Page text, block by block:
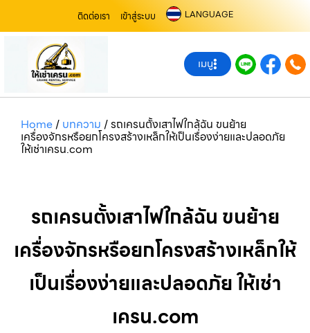
ติดต่อเรา เข้าสู่ระบบ LANGUAGE
เมนู
Home/ บทความ /รถเครนตั้งเสาไฟใกล้ฉัน ขนย้าย
เครื่องจักรหรือยกโครงสร้างเหล็กให้เป็นเรื่องง่ายและปลอดภัย
ให้เช่าเครน.com
รถเครนตั้งเสาไฟใกล้ฉัน ขนย้าย
เครื่องจักรหรือยกโครงสร้างเหล็กให้
เป็นเรื่องง่ายและปลอดภัย ให้เช่า
เครน.com